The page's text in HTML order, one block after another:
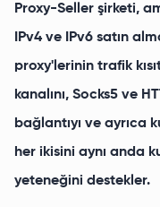
Proxy-Seller şirketi,
IPv4 ve IPv6 satın
proxy'lerinin trafik
kanalını, Socks5 ve
bağlantıyı ve ayrıca
her ikisini aynı anda
yeteneğini destekler.